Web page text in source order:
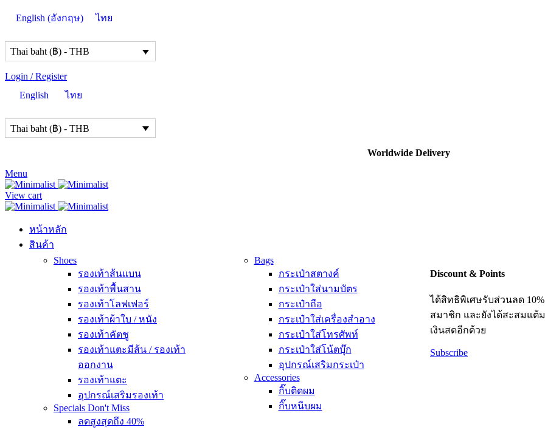
English (อังกฤษ) ไทย
Thai baht (฿) - THB
Login / Register
English
ไทย
Thai baht (฿) - THB
Worldwide Delivery
Menu
View cart
หน้าหลัก
สินค้า
Shoes
รองเท้าส้นแบน
รองเท้าพื้นสาน
รองเท้าโลฟเฟอร์
รองเท้าผ้าใบ / หนัง
รองเท้าคัตชู
รองเท้าแตะมีส้น / รองเท้า
ออกงาน
รองเท้าแตะ
อุปกรณ์เสริมรองเท้า
Specials Don't Miss
ลดสูงสุดถึง 40%
Bags
กระเป๋าสตางค์
กระเป๋าใส่นามบัตร
กระเป๋าถือ
กระเป๋าใส่เครื่องสำอาง
กระเป๋าใส่โทรศัพท์
กระเป๋าใส่โน้ตบุ๊ก
อุปกรณ์เสริมกระเป๋า
Accessories
กิ๊บติดผม
กิ๊บหนีบผม
Discount & Points
ได้สิทธิพิเศษรับส่วนลด
สมาชิก และยังได้สะสมแต้
เงินสดอีกด้วย
Subscribe